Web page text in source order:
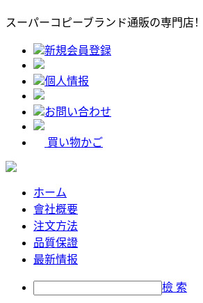
スーパーコピーブランド通販の専門店！
新規会員登録
個人情报
お問い合わせ
買い物かご
ホーム
會社概要
注文方法
品質保證
最新情报
檢 索